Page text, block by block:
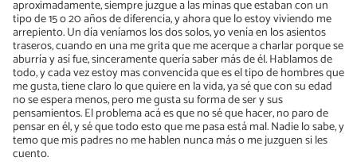
aproximadamente, siempre juzgue a las minas que estaban con un
tipo de 15 o 20 años de diferencia, y ahora que lo estoy viviendo me
arrepiento. Un día veníamos los dos solos, yo venía en los asientos
traseros, cuando en una me grita que me acerque a charlar porque se
aburría y así fue, sinceramente quería saber más de él. Hablamos de
todo, y cada vez estoy mas convencida que es el tipo de hombres que
me gusta, tiene claro lo que quiere en la vida, ya sé que con su edad
no se espera menos, pero me gusta su forma de ser y sus
pensamientos. El problema acá es que no sé que hacer, no paro de
pensar en él, y sé que todo esto que me pasa está mal. Nadie lo sabe, y
temo que mis padres no me hablen nunca más o me juzguen si les
cuento.